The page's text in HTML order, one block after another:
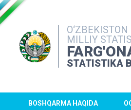
MILLIY
STATISTIKA
BOSHQARMA HAQIDA